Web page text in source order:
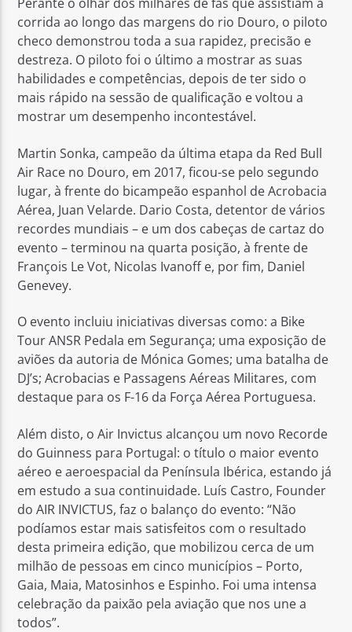
corrida ao longo das margens do rio Douro, o piloto
checo demonstrou toda a sua rapidez, precisão e
destreza. O piloto foi o último a mostrar as suas
habilidades e competências, depois de ter sido o
mais rápido na sessão de qualificação e voltou a
mostrar um desempenho incontestável.
Martin Sonka, campeão da última etapa da Red Bull
Air Race no Douro, em 2017, ficou-se pelo segundo
lugar, à frente do bicampeão espanhol de Acrobacia
Aérea, Juan Velarde. Dario Costa, detentor de vários
recordes mundiais – e um dos cabeças de cartaz do
evento – terminou na quarta posição, à frente de
François Le Vot, Nicolas Ivanoff e, por fim, Daniel
Genevey.
O evento incluiu iniciativas diversas como: a Bike
Tour ANSR Pedala em Segurança; uma exposição de
aviões da autoria de Mónica Gomes; uma batalha de
DJ’s; Acrobacias e Passagens Aéreas Militares, com
destaque para os F-16 da Força Aérea Portuguesa.
Além disto, o Air Invictus alcançou um novo Recorde
do Guinness para Portugal: o título o maior evento
aéreo e aeroespacial da Península Ibérica, estando já
em estudo a sua continuidade. Luís Castro, Founder
do AIR INVICTUS, faz o balanço do evento: “Não
podíamos estar mais satisfeitos com o resultado
desta primeira edição, que mobilizou cerca de um
milhão de pessoas em cinco municípios – Porto,
Gaia, Maia, Matosinhos e Espinho. Foi uma intensa
celebração da paixão pela aviação que nos une a
todos”.